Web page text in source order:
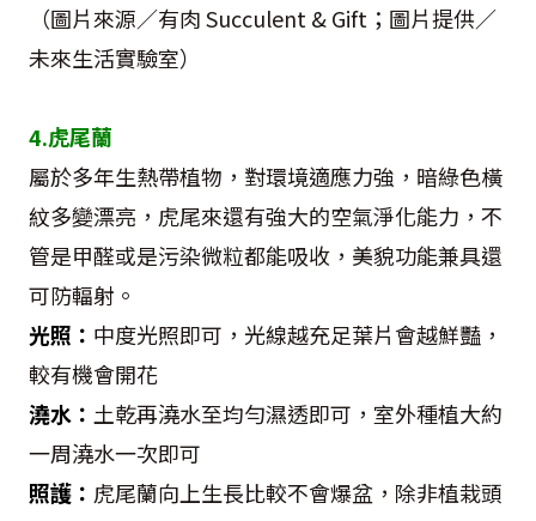
（圖片來源／有肉 Succulent & Gift；圖片提供／
未來生活實驗室）
4.虎尾蘭
屬於多年生熱帶植物，對環境適應力強，暗綠色橫
紋多變漂亮，虎尾來還有強大的空氣淨化能力，不
管是甲醛或是污染微粒都能吸收，美貌功能兼具還
可防輻射。
光照： 中度光照即可，光線越充足葉片會越鮮豔，
較有機會開花
澆水： 土乾再澆水至均勻濕透即可，室外種植大約
一周澆水一次即可
照護： 虎尾蘭向上生長比較不會爆盆，除非植栽頭